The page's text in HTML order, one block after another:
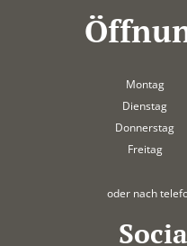
Montag
Dienstag
Donnerstag
Freitag
oder nach